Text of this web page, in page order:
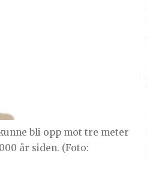
bli opp mot tre meter
år siden. (Foto: